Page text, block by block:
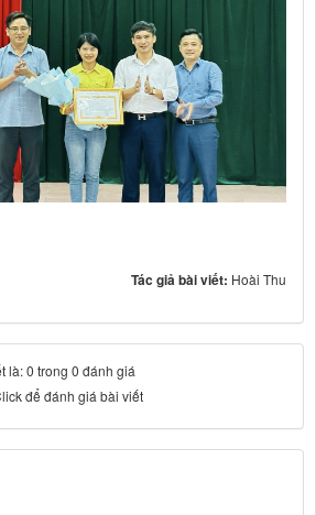
Tác giả bài viết: Hoài Thu
là: 0 trong 0 đánh giá
để đánh giá bài viết